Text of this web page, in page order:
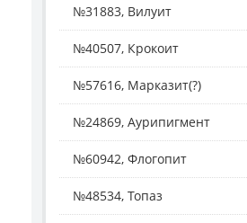
№31883, Вилуит
№40507, Крокоит
№57616, Марказит(?)
№24869, Аурипигмент
№60942, Флогопит
№48534, Топаз